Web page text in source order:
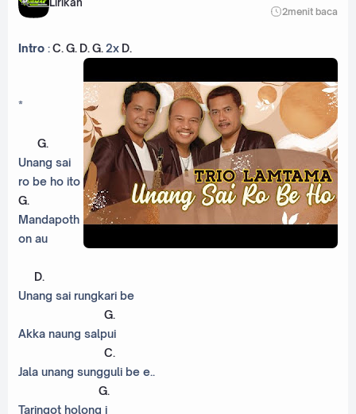
2menit baca
Intro :C. G. D. G. 2x D.
*
G.
Unang sai
ro be ho ito
G.
Mandapoth
on au
D.
Unang sai rungkari be
G.
Akka naung salpui
C.
Jala unang sungguli be e..
G.
Taringot holong i